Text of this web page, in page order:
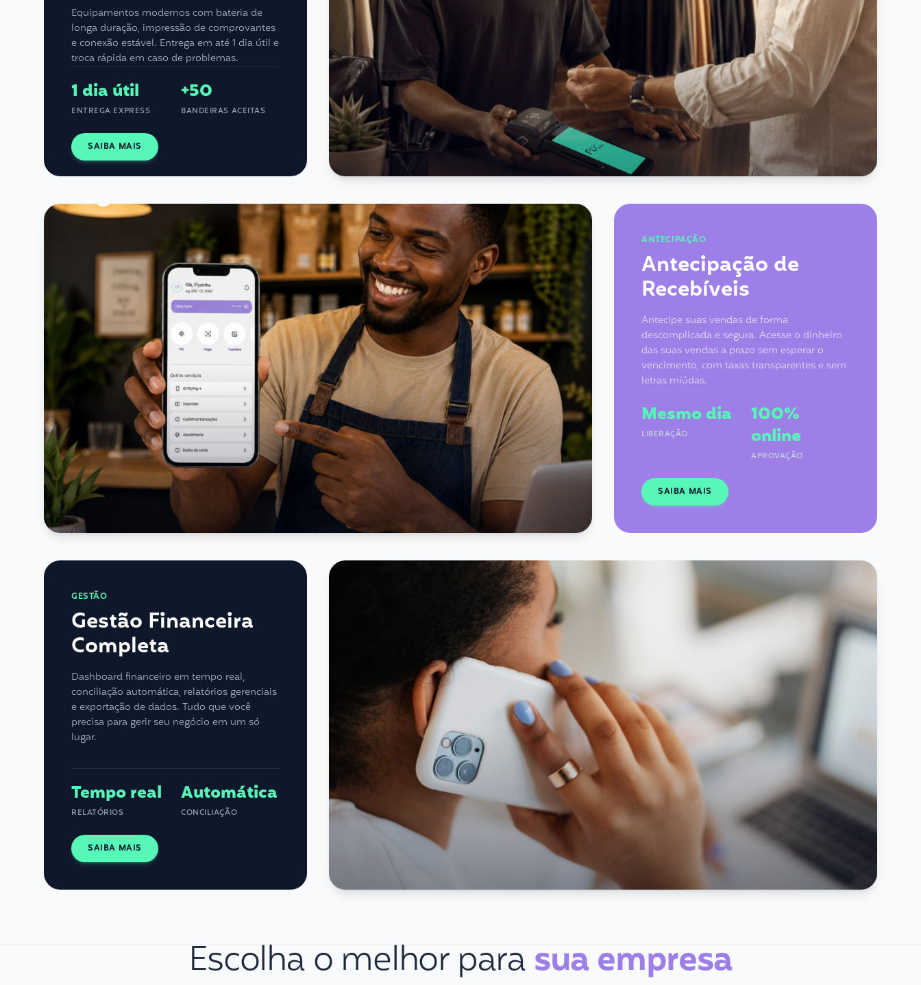
Equipamentos modernos com bateria de
longa duração, impressão de comprovantes
e conexão estável. Entrega em até 1 dia útil e
troca rápida em caso de problemas.
1 dia útil
ENTREGA EXPRESS
+50
BANDEIRAS ACEITAS
SAIBA MAIS
ANTECIPAÇÃO
Antecipação de
Recebíveis
Antecipe suas vendas de forma
descomplicada e segura. Acesse o dinheiro
das suas vendas a prazo sem esperar o
vencimento, com taxas transparentes e sem
letras miúdas.
Mesmo dia
LIBERAÇÃO
100%
online
APROVAÇÃO
SAIBA MAIS
GESTÃO
Gestão Financeira
Completa
Dashboard financeiro em tempo real,
conciliação automática, relatórios gerenciais
e exportação de dados. Tudo que você
precisa para gerir seu negócio em um só
lugar.
Tempo real
RELATÓRIOS
Automática
CONCILIAÇÃO
SAIBA MAIS
Escolha o melhor parasua empresa